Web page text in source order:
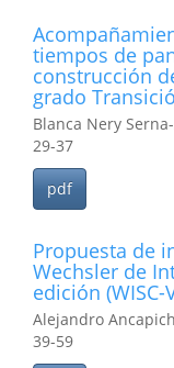
tiempos de
construcción
grado
Blanca Nery
29-37
pdf
Propuesta de
Wechsler de
edición
Alejandro
39-59